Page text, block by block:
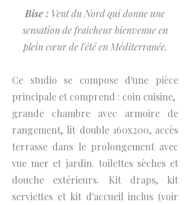
Bise : Vent du Nord qui donne une
sensation de fraîcheur bienvenue en
plein cœur de l'été en Méditerranée.
Ce studio se compose d'une pièce
principale et comprend : coin cuisine,
grande chambre avec armoire de
rangement, lit double 160x200, accès
terrasse dans le prolongement avec
vue mer et jardin. toilettes sèches et
douche extérieurs. Kit draps, kit
serviettes et kit d'accueil inclus (voir